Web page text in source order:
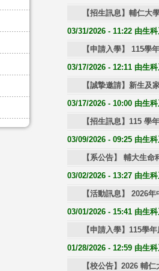
【招生訊息】輔仁大
03/31/2026 - 11:22 由生
【申請入學】 115學
03/17/2026 - 12:11 由生
【誠摯邀請】新生及
03/17/2026 - 10:00 由生
【招生訊息】115 學
03/09/2026 - 09:25 由生
【系公告】 輔大生
03/02/2026 - 13:27 由生
【活動訊息】 2026
03/01/2026 - 15:41 由生
【申請入學】115學
01/28/2026 - 12:59 由生
【校公告】2026 輔